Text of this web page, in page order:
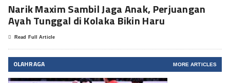
Narik Maxim Sambil Jaga Anak, Perjuangan
Ayah Tunggal di Kolaka Bikin Haru
Read Full Article
OLAHRAGA MORE ARTICLES